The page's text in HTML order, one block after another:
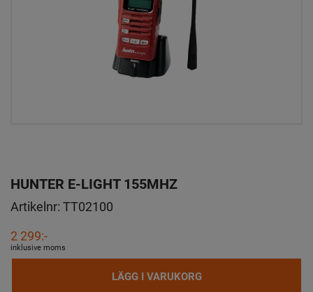
HUNTER E-LIGHT 155MHZ
Artikelnr: TT02100
2 299:-
inklusive moms
LÄGG I VARUKORG